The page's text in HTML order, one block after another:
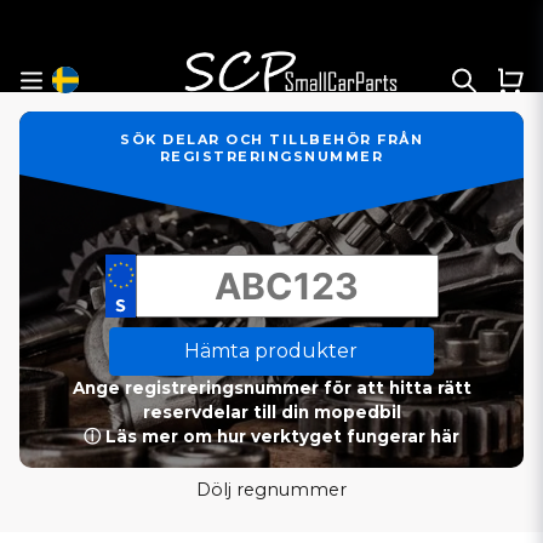
SÖK DELAR OCH TILLBEHÖR FRÅN
REGISTRERINGSNUMMER
Hämta produkter
Ange registreringsnummer för att hitta rätt
reservdelar till din mopedbil
ⓘ Läs mer om hur verktyget fungerar här
Dölj regnummer